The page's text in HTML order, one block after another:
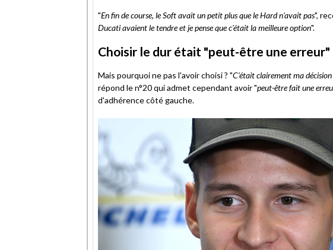
"En fin de course, le Soft avait un petit plus que le Hard n'avait pas",
Ducati avaient le tendre et je pense que c'était la meilleure option".
Choisir le dur était "peut-être une erreur"
Mais pourquoi ne pas l'avoir choisi ? "C'était clairement ma décision
répond le n°20 qui admet cependant avoir "peut-être fait une
d'adhérence côté gauche.